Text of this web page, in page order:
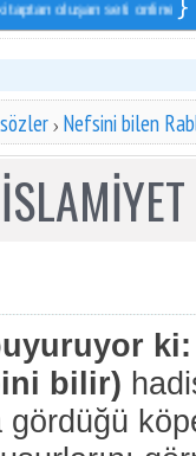
oluşan seti online sipariş
Nefsini bilen
ki:
bilir)